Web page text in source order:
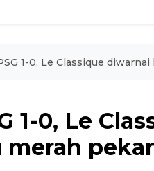
1-0, Le Classique
1-0, Le